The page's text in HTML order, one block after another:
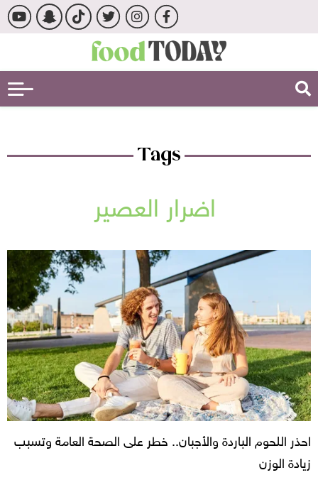
Tags
اضرار العصير
احذر اللحوم الباردة والأجبان.. خطر على الصحة العامة وتسبب
زيادة الوزن